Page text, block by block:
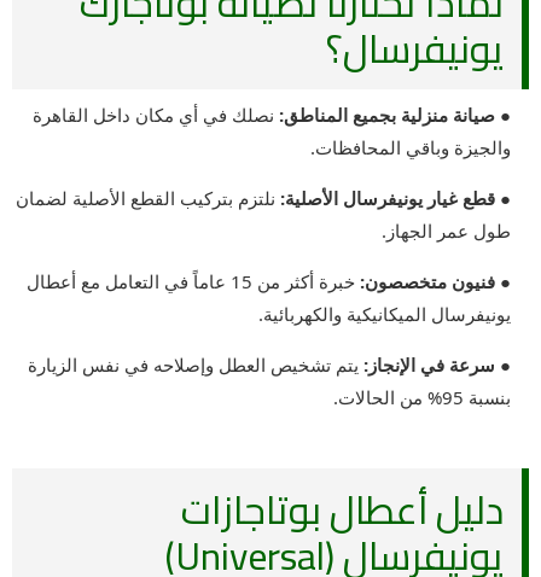
يونيفرسال؟
● صيانة منزلية بجميع المناطق: نصلك في أي مكان داخل القاهرة
والجيزة وباقي المحافظات.
● قطع غيار يونيفرسال الأصلية: نلتزم بتركيب القطع الأصلية لضمان
طول عمر الجهاز.
● فنيون متخصصون:
خبرة أكثر من 15 عاماً في التعامل مع أعطال
يونيفرسال الميكانيكية والكهربائية.
● سرعة في الإنجاز: يتم تشخيص العطل وإصلاحه في نفس الزيارة
بنسبة 95% من الحالات.
دليل أعطال بوتاجازات
يونيفرسال (Universal)